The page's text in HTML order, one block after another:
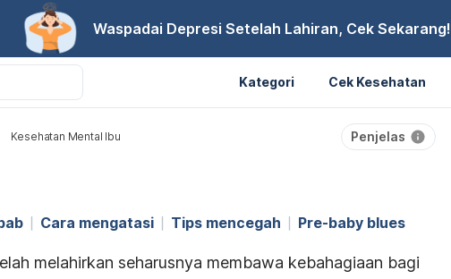
Waspadai Depresi Setelah Lahiran, Cek Sekarang!
Kategori Cek Kesehatan
Kesehatan Mental Ibu Penjelas
Cara mengatasi Tips mencegah Pre-baby blues
melahirkan seharusnya membawa kebahagiaan bagi